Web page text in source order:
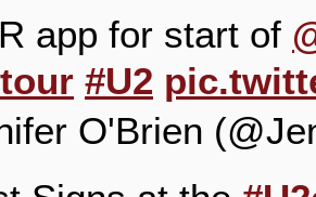
app for start of
#U2
O'Brien